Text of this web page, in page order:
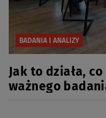
BADANIA I ANALIZY
Jak to działa,
ważnego